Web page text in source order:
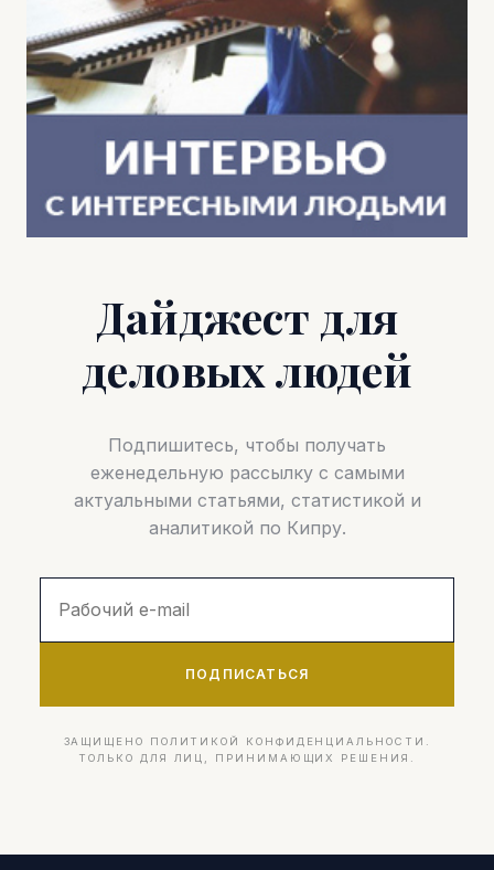
Дайджест для
деловых людей
Подпишитесь, чтобы получать
еженедельную рассылку с самыми
актуальными статьями, статистикой и
аналитикой по Кипру.
ПОДПИСАТЬСЯ
ЗАЩИЩЕНО ПОЛИТИКОЙ КОНФИДЕНЦИАЛЬНОСТИ.
ТОЛЬКО ДЛЯ ЛИЦ, ПРИНИМАЮЩИХ РЕШЕНИЯ.